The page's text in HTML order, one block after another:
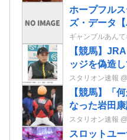
ホープフル
ズ・データ
ギャンブルあん
【競馬】
ッジを偽造
処分 業者に
スタリオン速報
【競馬】「
なった岩田
を複数騎手
スタリオン速報
スロットユ